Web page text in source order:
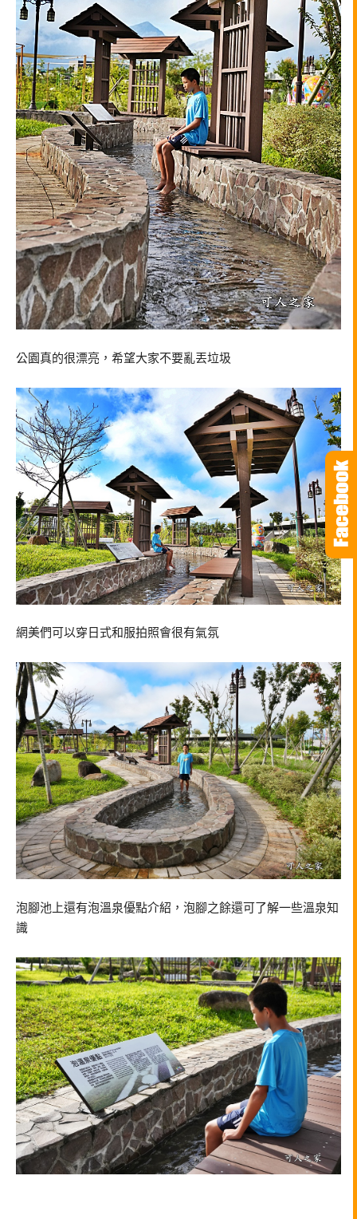
公園真的很漂亮，希望大家不要亂丟垃圾
網美們可以穿日式和服拍照會很有氣氛
泡腳池上還有泡溫泉優點介紹，泡腳之餘還可了解一些溫泉知
識